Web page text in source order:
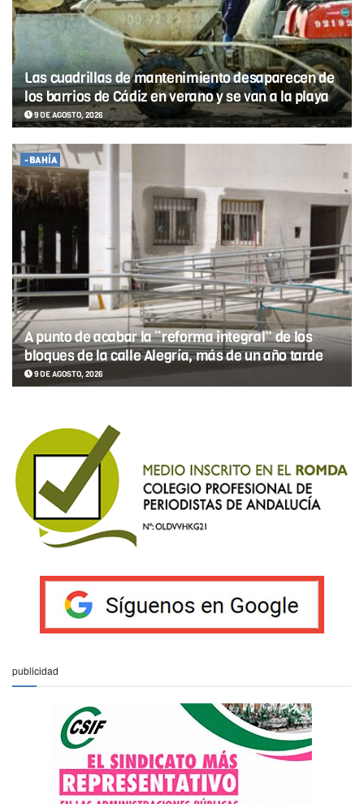
Las cuadrillas de mantenimiento desaparecen de
los barrios de Cádiz en verano y se van a la playa
9 DE AGOSTO, 2026
-BAHÍA
A punto de acabar la “reforma integral” de los
bloques de la calle Alegría, más de un año tarde
9 DE AGOSTO, 2026
publicidad